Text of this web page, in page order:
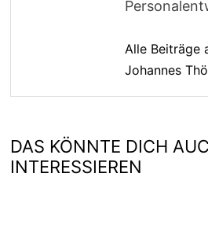
Alle Beiträge
Johannes
DAS KÖNNTE DICH
INTERESSIEREN